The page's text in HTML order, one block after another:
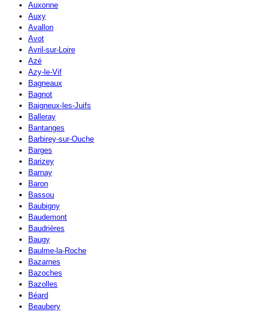
Auxonne
Auxy
Avallon
Avot
Avril-sur-Loire
Azé
Azy-le-Vif
Bagneaux
Bagnot
Baigneux-les-Juifs
Balleray
Bantanges
Barbirey-sur-Ouche
Barges
Barizey
Barnay
Baron
Bassou
Baubigny
Baudemont
Baudrières
Baugy
Baulme-la-Roche
Bazarnes
Bazoches
Bazolles
Béard
Beaubery